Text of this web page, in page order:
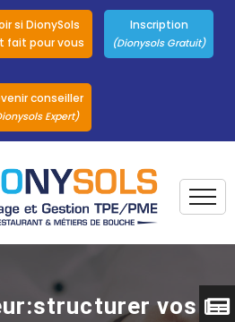
si DionySols
fait pour vous
Inscription
(Dionysols Gratuit)
conseiller
Expert)
conseillers
vos